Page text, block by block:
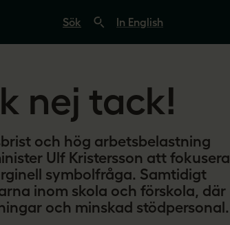
ö
p
r
i
e
s
l
ä
a
r
In English
nej tack!
och hög arbetsbelastning
Ulf Kristersson att fokusera
symbolfråga. Samtidigt
inom skola och förskola, där
och minskad stödpersonal.